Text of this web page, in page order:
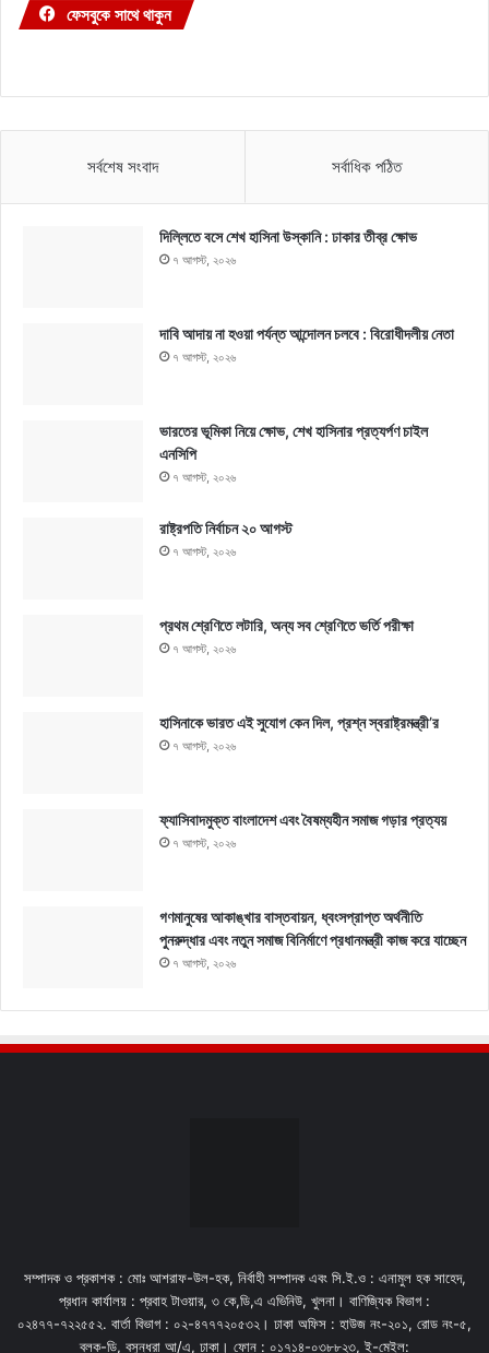
ফেসবুকে সাথে থাকুন
সর্বশেষ সংবাদ সর্বাধিক পঠিত
দিল্লিতে বসে শেখ হাসিনা উস্কানি : ঢাকার তীব্র ক্ষোভ
৭ আগস্ট, ২০২৬
দাবি আদায় না হওয়া পর্যন্ত আন্দোলন চলবে : বিরোধীদলীয় নেতা
৭ আগস্ট, ২০২৬
ভারতের ভূমিকা নিয়ে ক্ষোভ, শেখ হাসিনার প্রত্যর্পণ চাইল
এনসিপি
৭ আগস্ট, ২০২৬
রাষ্ট্রপতি নির্বাচন ২০ আগস্ট
৭ আগস্ট, ২০২৬
প্রথম শ্রেণিতে লটারি, অন্য সব শ্রেণিতে ভর্তি পরীক্ষা
৭ আগস্ট, ২০২৬
হাসিনাকে ভারত এই সুযোগ কেন দিল, প্রশ্ন স্বরাষ্ট্রমন্ত্রী’র
৭ আগস্ট, ২০২৬
ফ্যাসিবাদমুক্ত বাংলাদেশ এবং বৈষম্যহীন সমাজ গড়ার প্রত্যয়
৭ আগস্ট, ২০২৬
গণমানুষের আকাঙ্খার বাস্তবায়ন, ধ্বংসপ্রাপ্ত অর্থনীতি
পুনরুদ্ধার এবং নতুন সমাজ বিনির্মাণে প্রধানমন্ত্রী কাজ করে যাচ্ছেন
৭ আগস্ট, ২০২৬
সম্পাদক ও প্রকাশক : মোঃ আশরাফ-উল-হক, নির্বাহী সম্পাদক এবং সি.ই.ও : এনামুল হক সাহেদ,
প্রধান কার্যালয় : প্রবাহ টাওয়ার, ৩ কে,ডি,এ এভিনিউ, খুলনা। বাণিজ্যিক বিভাগ :
০২৪৭৭-৭২২৫৫২. বার্তা বিভাগ : ০২-৪৭৭৭২০৫৩২। ঢাকা অফিস : হাউজ নং-২০১, রোড নং-৫,
ব্লক-ডি, বসুন্ধরা আ/এ, ঢাকা। ফোন : ০১৭১৪-০৩৮৮২৩, ই-মেইল: